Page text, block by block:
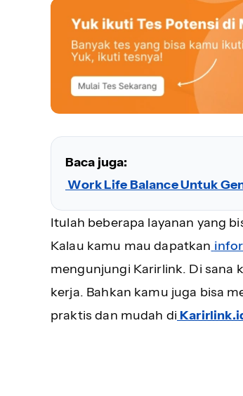
Baca juga:
Work Life Balance Untuk
Itulah beberapa layanan yang
Kalau kamu mau dapatkan
mengunjungi Karirlink. Di sana
kerja. Bahkan kamu juga bisa
praktis dan mudah di